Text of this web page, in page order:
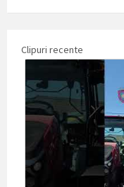
Clipuri recente